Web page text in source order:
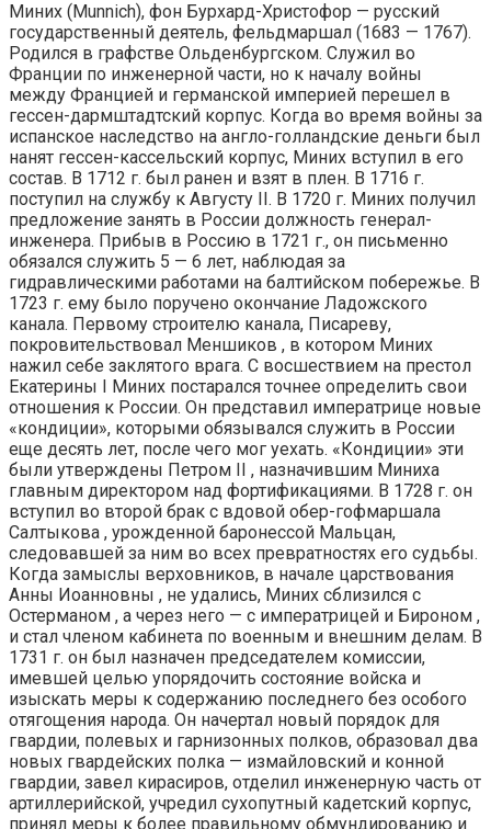
Миних (Munnich), фон Бурхард-Христофор — русский
государственный деятель, фельдмаршал (1683 — 1767).
Родился в графстве Ольденбургском. Служил во
Франции по инженерной части, но к началу войны
между Францией и германской империей перешел в
гессен-дармштадтский корпус. Когда во время войны за
испанское наследство на англо-голландские деньги был
нанят гессен-кассельский корпус, Миних вступил в его
состав. В 1712 г. был ранен и взят в плен. В 1716 г.
поступил на службу к Августу II. В 1720 г. Миних получил
предложение занять в России должность генерал-
инженера. Прибыв в Россию в 1721 г., он письменно
обязался служить 5 — 6 лет, наблюдая за
гидравлическими работами на балтийском побережье. В
1723 г. ему было поручено окончание Ладожского
канала. Первому строителю канала, Писареву,
покровительствовал Меншиков , в котором Миних
нажил себе заклятого врага. С восшествием на престол
Екатерины I Миних постарался точнее определить свои
отношения к России. Он представил императрице новые
«кондиции», которыми обязывался служить в России
еще десять лет, после чего мог уехать. «Кондиции» эти
были утверждены Петром II , назначившим Миниха
главным директором над фортификациями. В 1728 г. он
вступил во второй брак с вдовой обер-гофмаршала
Салтыкова , урожденной баронессой Мальцан,
следовавшей за ним во всех превратностях его судьбы.
Когда замыслы верховников, в начале царствования
Анны Иоанновны , не удались, Миних сблизился с
Остерманом , а через него — с императрицей и Бироном ,
и стал членом кабинета по военным и внешним делам. В
1731 г. он был назначен председателем комиссии,
имевшей целью упорядочить состояние войска и
изыскать меры к содержанию последнего без особого
отягощения народа. Он начертал новый порядок для
гвардии, полевых и гарнизонных полков, образовал два
новых гвардейских полка — измайловский и конной
гвардии, завел кирасиров, отделил инженерную часть от
артиллерийской, учредил сухопутный кадетский корпус,
принял меры к более правильному обмундированию и